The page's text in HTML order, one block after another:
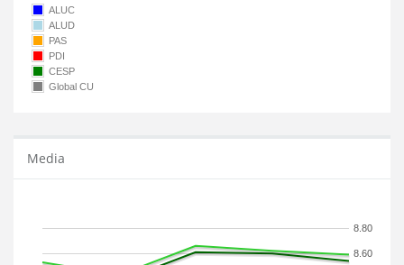
ALUC
ALUD
PAS
PDI
CESP
Global CU
Media
8.60
8.80